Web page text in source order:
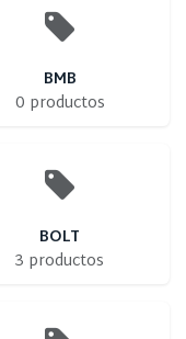
BMB
0 productos
BOLT
3 productos